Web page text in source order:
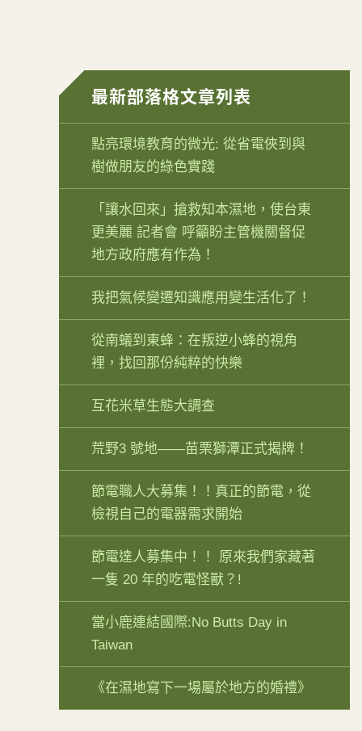
最新部落格文章列表
點亮環境教育的微光: 從省電俠到與
樹做朋友的綠色實踐
「讓水回來」搶救知本濕地，使台東
更美麗 記者會 呼籲盼主管機關督促
地方政府應有作為！
我把氣候變遷知識應用變生活化了！
從南蟻到東蜂：在叛逆小蜂的視角
裡，找回那份純粹的快樂
互花米草生態大調查
荒野3 號地——苗栗獅潭正式揭牌！
節電職人大募集！！真正的節電，從
檢視自己的電器需求開始
節電達人募集中！！ 原來我們家藏著
一隻 20 年的吃電怪獸？!
當小鹿連結國際:No Butts Day in
Taiwan
《在濕地寫下一場屬於地方的婚禮》